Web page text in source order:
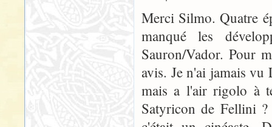
Merci Silmo. Quatre
manqué les
Sauron/Vador. Pour
avis. Je n'ai jamais vu
mais a l'air rigolo à
Satyricon de Fellini